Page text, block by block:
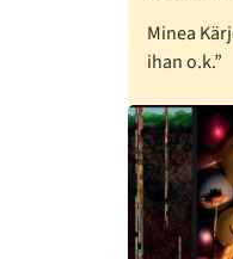
Minea
ihan o.k.”